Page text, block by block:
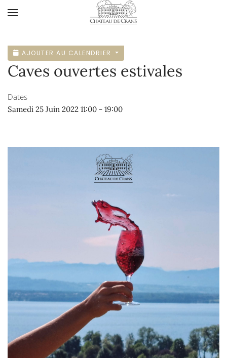
AJOUTER AU CALENDRIER
Caves ouvertes estivales
Dates
Samedi 25 Juin 2022 11:00 - 19:00